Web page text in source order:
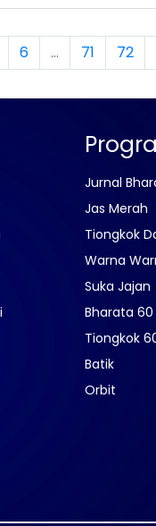
6 ... 71 72
Jurnal
Jas Merah
Tiongkok
Warna
Suka Jajan
Bharata 60
Tiongkok
Batik
Orbit